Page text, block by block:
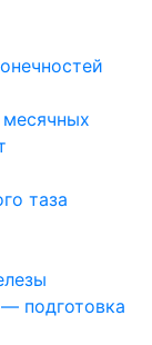
таза
подготовка